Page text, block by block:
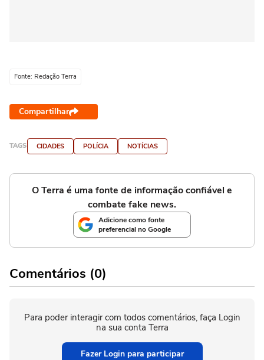
Fonte: Redação Terra
Compartilhar
TAGS CIDADES POLÍCIA NOTÍCIAS
O Terra é uma fonte de informação confiável e
combate fake news.
Adicione como fonte
preferencial no Google
Comentários (0)
Para poder interagir com todos comentários, faça Login
na sua conta Terra
Fazer Login para participar